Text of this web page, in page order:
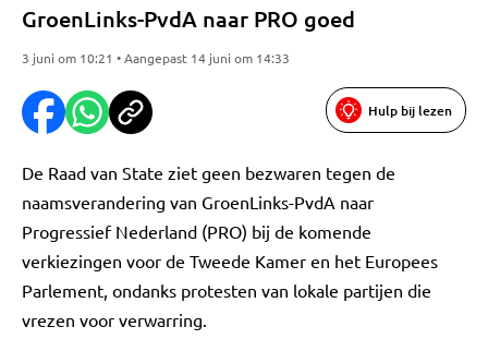
GroenLinks-PvdA naar PRO goed
3 juni om 10:21 • Aangepast 14 juni om 14:33
Hulp bij lezen
De Raad van State ziet geen bezwaren tegen de
naamsverandering van GroenLinks-PvdA naar
Progressief Nederland (PRO) bij de komende
verkiezingen voor de Tweede Kamer en het Europees
Parlement, ondanks protesten van lokale partijen die
vrezen voor verwarring.